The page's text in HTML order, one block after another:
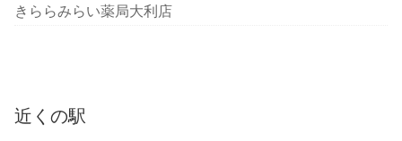
きららみらい薬局大利店
近くの駅